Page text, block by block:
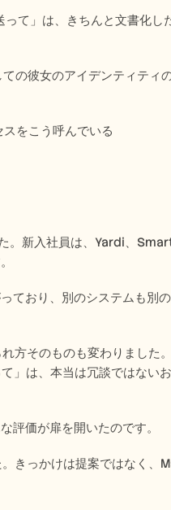
て」は、きちんと文書化し
の彼女のアイデンティティ
をこう呼んでいる
。新入社員は、Yardi、
ており、別のシステムも別
そのものも変わりました。
」は、本当は冗談ではない
評価が扉を開いたのです。
きっかけは提案ではなく、